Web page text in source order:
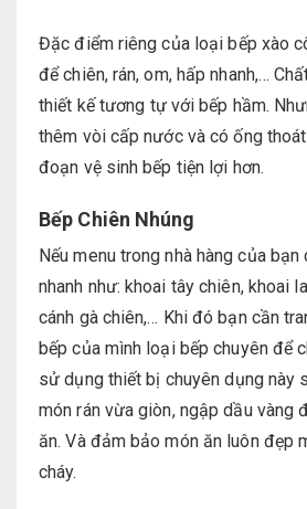
Đặc điểm riêng của loại bếp xào
để chiên, rán, om, hấp nhanh,…
thiết kế tương tự với bếp hầm.
thêm vòi cấp nước và có ống
đoạn vệ sinh bếp tiện lợi hơn.
Bếp Chiên Nhúng
Nếu menu trong nhà hàng của
nhanh như: khoai tây chiên, khoai
cánh gà chiên,… Khi đó bạn cần
bếp của mình loại bếp chuyên để
sử dụng thiết bị chuyên dụng này
món rán vừa giòn, ngập dầu vàng
ăn. Và đảm bảo món ăn luôn đẹp
cháy.